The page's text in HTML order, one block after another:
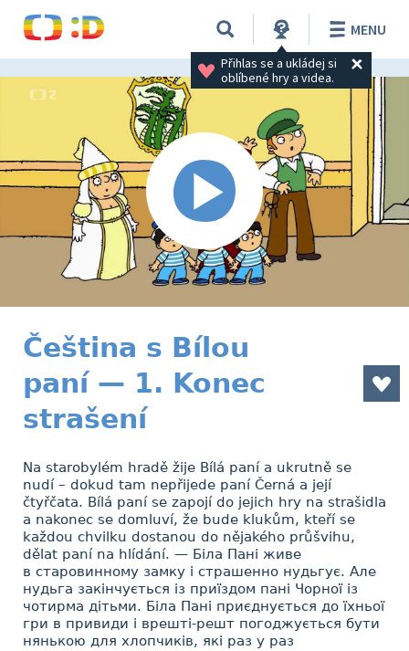
Přihlas se a ukládej si
oblíbené hry a videa.
MENU
Čeština s Bílou
paní — 1. Konec
strašení
Na starobylém hradě žije Bílá paní a ukrutně se
nudí – dokud tam nepřijede paní Černá a její
čtyřčata. Bílá paní se zapojí do jejich hry na strašidla
a nakonec se domluví, že bude klukům, kteří se
každou chvilku dostanou do nějakého průšvihu,
dělat paní na hlídání. — Біла Пані живе
в старовинному замку і страшенно нудьгує. Але
нудьга закінчується із приїздом пані Чорної із
чотирма дітьми. Біла Пані приєднується до їхньої
гри в привиди і врешті-решт погоджується бути
нянькою для хлопчиків, які раз у раз